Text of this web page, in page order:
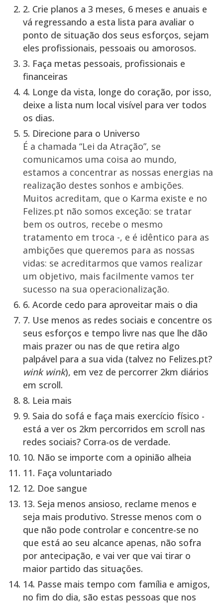
2. Crie planos a 3 meses, 6 meses e anuais e
vá regressando a esta lista para avaliar o
ponto de situação dos seus esforços, sejam
eles profissionais, pessoais ou amorosos.
3. Faça metas pessoais, profissionais e
financeiras
4. Longe da vista, longe do coração, por isso,
deixe a lista num local visível para ver todos
os dias.
5. Direcione para o Universo
É a chamada “Lei da Atração”, se
comunicamos uma coisa ao mundo,
estamos a concentrar as nossas energias na
realização destes sonhos e ambições.
Muitos acreditam, que o Karma existe e no
Felizes.pt não somos exceção: se tratar
bem os outros, recebe o mesmo
tratamento em troca -, e é idêntico para as
ambições que queremos para as nossas
vidas: se acreditarmos que vamos realizar
um objetivo, mais facilmente vamos ter
sucesso na sua operacionalização.
6. Acorde cedo para aproveitar mais o dia
7. Use menos as redes sociais e concentre os
seus esforços e tempo livre nas que lhe dão
mais prazer ou nas de que retira algo
palpável para a sua vida (talvez no Felizes.pt?
wink wink), em vez de percorrer 2km diários
em scroll.
8. Leia mais
9. Saia do sofá e faça mais exercício físico -
está a ver os 2km percorridos em scroll nas
redes sociais? Corra-os de verdade.
10. Não se importe com a opinião alheia
11. Faça voluntariado
12. Doe sangue
13. Seja menos ansioso, reclame menos e
seja mais produtivo. Stresse menos com o
que não pode controlar e concentre-se no
que está ao seu alcance apenas, não sofra
por antecipação, e vai ver que vai tirar o
maior partido das situações.
14. Passe mais tempo com família e amigos,
no fim do dia, são estas pessoas que nos